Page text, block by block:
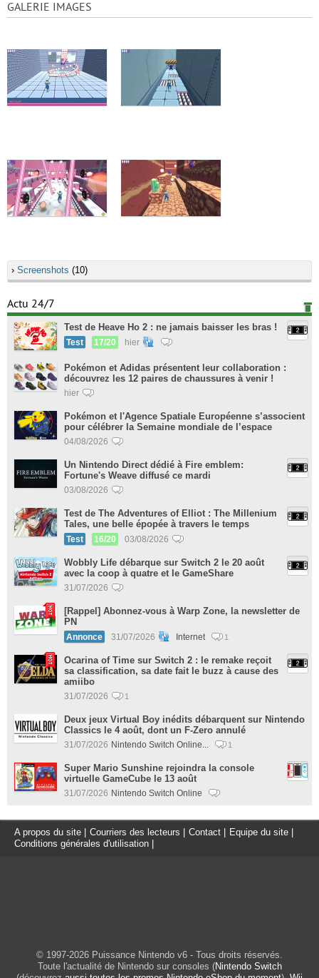
GALERIE IMAGES
› Screenshots (10)
Actu 24/7
Test de Heave Ho 2 : ne jamais baisser les bras !
Test 17/20 hier
Pokémon et Adidas présentent leur collaboration :
découvrez les 12 paires de chaussures à venir !
hier
Pokémon et l'Agence Spatiale Européenne s’associent
pour célébrer la Semaine mondiale de l’espace
04/08/2026
Un Nintendo Direct dédié à Fire emblem:
Fortune's Weave diffusé ce mardi
03/08/2026
Test de The Adventures of Elliot : The Millenium
Tales, une belle épopée à travers le temps
Test 16/20 03/08/2026
Wobbly Life débarque sur Switch 2 le 20 août
avec la coop à quatre et le GameShare
31/07/2026
[Rappel] Abonnez-vous à Warp Zone, la newsletter de
PN
Annonce 31/07/2026 Internet 1
Ocarina of Time sur Switch 2 : le remake reçoit
sa classification, sa date fait le buzz à cause des
amiibo
31/07/2026 1
Deux jeux Virtual Boy inédits débarquent sur Nintendo
Classics le 4 août, dont un F-Zero annulé
31/07/2026 Nintendo Switch Online... 1
Super Mario Sunshine rejoindra la console
virtuelle GameCube le 13 août
31/07/2026 Nintendo Switch Online
A propos du site Courriers des lecteurs Contact Equipe du site
Conditions générales d'utilisation
© 1997-2026 Puissance Nintendo v6 - Tous droits réservés.
Toute l'actualité de Nintendo sur consoles (Nintendo Switch